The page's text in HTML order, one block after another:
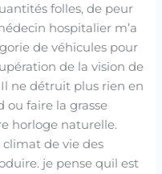
folles, de peur
hospitalier m’a
de véhicules pour
de la vision de
Il ne détruit plus rien en
ou faire la grasse
horloge naturelle.
de vie des
je pense quil est